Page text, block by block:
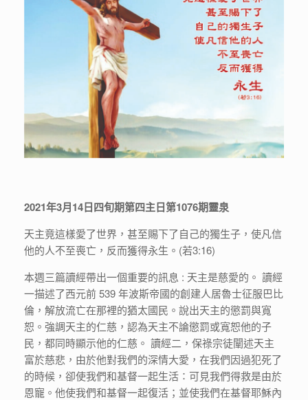
2021年3月14日四旬期第四主日第1076期靈泉
天主竟這樣愛了世界，甚至賜下了自己的獨生子，使凡信
他的人不至喪亡，反而獲得永生。(若3:16)
本週三篇讀經帶出一個重要的訊息 : 天主是慈愛的。 讀經
一描述了西元前 539 年波斯帝國的創建人居魯士征服巴比
倫，解放流亡在那裡的猶太國民。說出天主的懲罰與寬
恕。強調天主的仁慈，認為天主不論懲罰或寬恕他的子
民，都同時顯示他的仁慈。 讀經二，保祿宗徒闡述天主
富於慈悲，由於他對我們的深情大愛，在我們因過犯死了
的時候，卻使我們和基督一起生活∶可見我們得救是由於
恩寵。他使我們和基督一起復活；並使我們在基督耶穌內